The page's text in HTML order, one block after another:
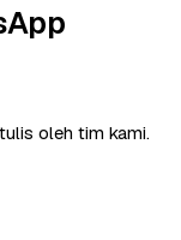
oleh tim kami.